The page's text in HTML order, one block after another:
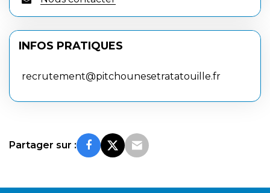
INFOS PRATIQUES
recrutement@pitchounesetratatouille.fr
Partager sur :